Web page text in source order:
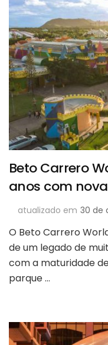
Beto Carrero
anos com
atualizado em 30 de
O Beto Carrero
de um legado de
com a maturidade
parque …